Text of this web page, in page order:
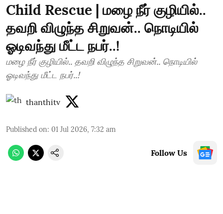
Child Rescue | மழை நீர் குழியில்..
தவறி விழுந்த சிறுவன்.. நொடியில்
ஓடிவந்து மீட்ட நபர்..!
மழை நீர் குழியில்.. தவறி விழுந்த சிறுவன்.. நொடியில்
ஓடிவந்து மீட்ட நபர்..!
thanthitv
Published on: 01 Jul 2026, 7:32 am
Follow Us